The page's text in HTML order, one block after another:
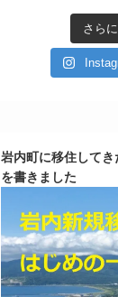
さら
岩内町に移住して
を書きました